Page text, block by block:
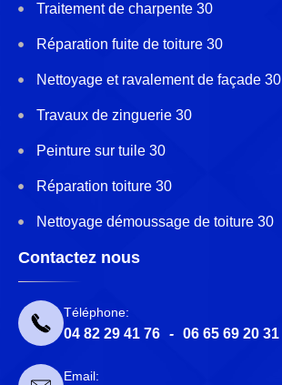
Traitement de charpente 30
Réparation fuite de toiture 30
Nettoyage et ravalement de façade 30
Travaux de zinguerie 30
Peinture sur tuile 30
Réparation toiture 30
Nettoyage démoussage de toiture 30
Contactez nous
Téléphone:
04 82 29 41 76 - 06 65 69 20 31
Email: